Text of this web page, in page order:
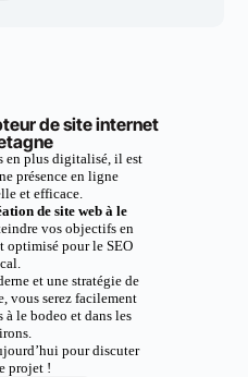
de site internet
en plus digitalisé, il est
présence en ligne
et efficace.
de site web à le
vos objectifs en
optimisé pour le SEO
et une stratégie de
vous serez facilement
le bodeo et dans les
pour discuter
projet !